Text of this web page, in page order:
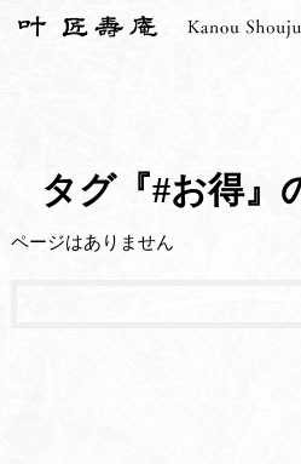
タグ『#お得』
ページはありません